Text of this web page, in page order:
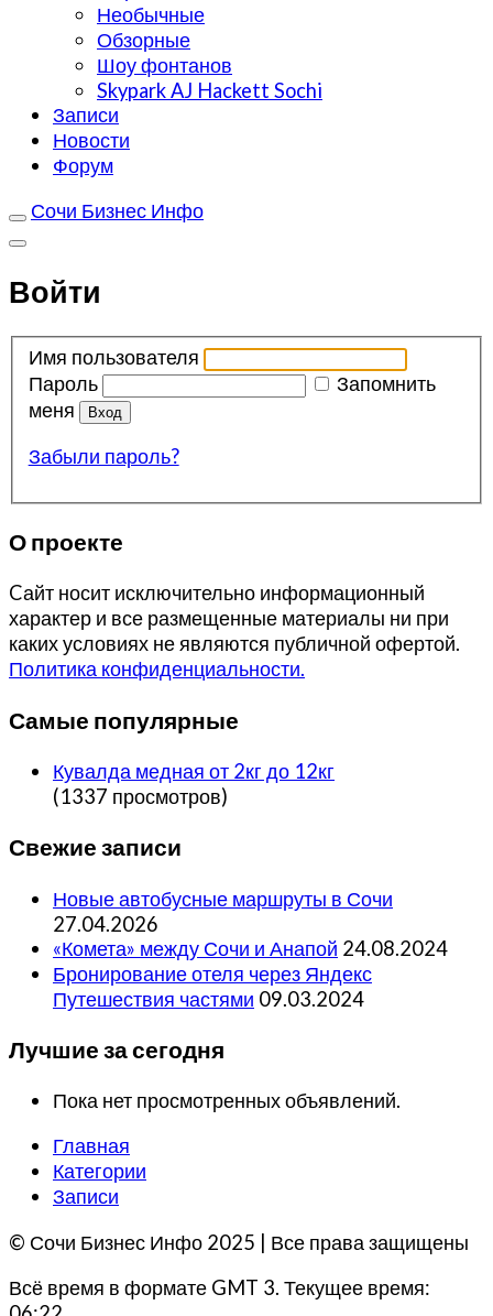
Необычные
Обзорные
Шоу фонтанов
Skypark AJ Hackett Sochi
Записи
Новости
Форум
Сочи Бизнес Инфо
Войти
Имя пользователя
Пароль
Запомнить
меня
Забыли пароль?
О проекте
Cайт носит исключительно информационный
характер и все размещенные материалы ни при
каких условиях не являются публичной офертой.
Политика конфиденциальности.
Самые популярные
Кувалда медная от 2кг до 12кг
(1337 просмотров)
Свежие записи
Новые автобусные маршруты в Сочи
27.04.2026
«Комета» между Сочи и Анапой 24.08.2024
Бронирование отеля через Яндекс
Путешествия частями 09.03.2024
Лучшие за сегодня
Пока нет просмотренных объявлений.
Главная
Категории
Записи
© Сочи Бизнес Инфо 2025 | Все права защищены
Всё время в формате GMT 3. Текущее время: